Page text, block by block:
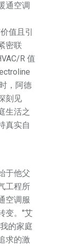
通空调
值且引
密联
R 值
，阿德
刻见
生活之
真实自
于他父
工程所
空调服
变。"艾
的家庭
求的激